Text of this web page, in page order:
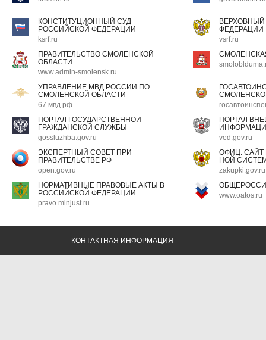
КОНСТИТУЦИОННЫЙ СУД
РОССИЙСКОЙ ФЕДЕРАЦИИ
ksrf.ru
ФЕДЕРАЦИИ
vsrf.ru
ПРАВИТЕЛЬСТВО СМОЛЕНСКОЙ
ОБЛАСТИ
www.admin-smolensk.ru
УПРАВЛЕНИЕ МВД РОССИИ ПО
СМОЛЕНСКОЙ ОБЛАСТИ
67.мвд.рф
ПОРТАЛ ГОСУДАРСТВЕННОЙ
ГРАЖДАНСКОЙ СЛУЖБЫ
gossluzhba.gov.ru
ПОРТАЛ
ved.gov.ru
ЭКСПЕРТНЫЙ СОВЕТ ПРИ
ПРАВИТЕЛЬСТВЕ РФ
open.gov.ru
ОФИЦ.
НОЙ
zakupki.gov.ru
НОРМАТИВНЫЕ ПРАВОВЫЕ АКТЫ В
РОССИЙСКОЙ ФЕДЕРАЦИИ
pravo.minjust.ru
www.oatos.ru
КОНТАКТНАЯ ИНФОРМАЦИЯ